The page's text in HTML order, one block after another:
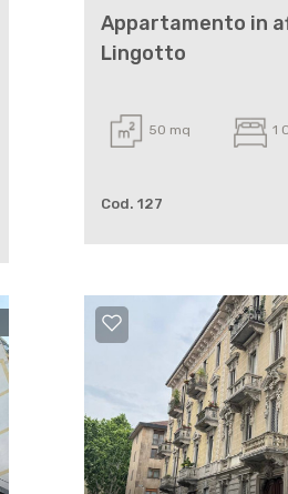
Appartamento in
Lingotto
50 mq 1
Cod. 127